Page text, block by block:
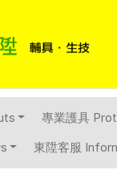
專業護具
東陞客服